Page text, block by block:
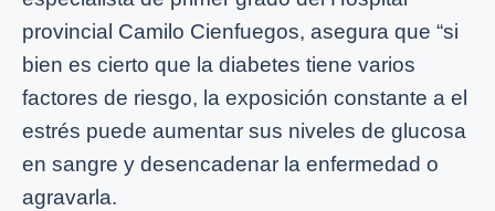
provincial Camilo Cienfuegos, asegura que “si
bien es cierto que la diabetes tiene varios
factores de riesgo, la exposición constante a el
estrés puede aumentar sus niveles de glucosa
en sangre y desencadenar la enfermedad o
agravarla.